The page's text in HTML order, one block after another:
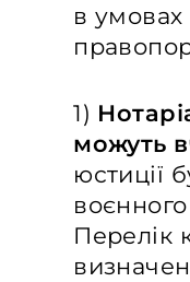
в умовах
1)
можуть
юстиції
Перелік